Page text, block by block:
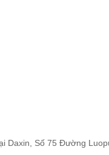
Daxin, Số 75 Đường